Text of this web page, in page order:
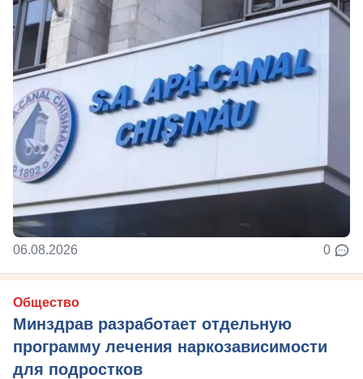
06.08.2026 0
Общество
Минздрав разработает отдельную
программу лечения наркозависимости
для подростков